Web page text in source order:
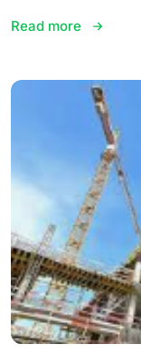
Read more